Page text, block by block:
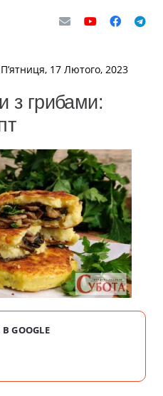
17 Лютого, 2023
з грибами:
GOOGLE